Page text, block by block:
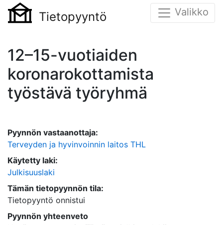
Tietopyyntö Valikko
12–15-vuotiaiden
koronarokottamista
työstävä työryhmä
Pyynnön vastaanottaja:
Terveyden ja hyvinvoinnin laitos THL
Käytetty laki:
Julkisuuslaki
Tämän tietopyynnön tila:
Tietopyyntö onnistui
Pyynnön yhteenveto